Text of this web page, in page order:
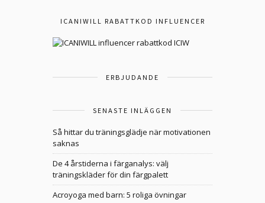
ICANIWILL RABATTKOD INFLUENCER
ERBJUDANDE
SENASTE INLÄGGEN
Så hittar du träningsglädje när motivationen
saknas
De 4 årstiderna i färganalys: välj
träningskläder för din färgpalett
Acroyoga med barn: 5 roliga övningar